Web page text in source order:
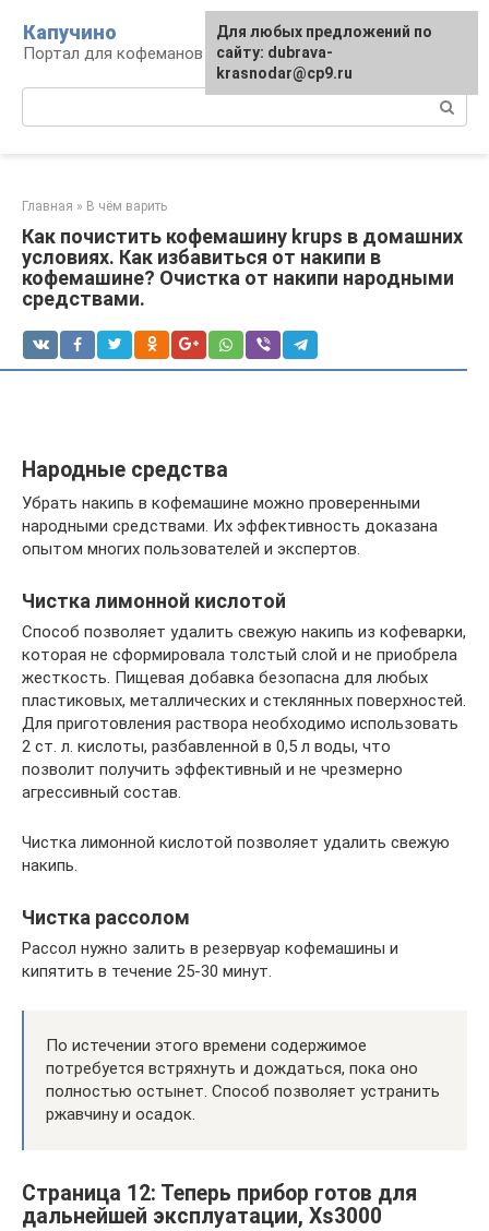
контенту
Капучино
Портал для кофеманов
Главная » В чём варить
Как почистить кофемашину krups в домашних
условиях. Как избавиться от накипи в
кофемашине? Очистка от накипи народными
средствами.
Народные средства
Убрать накипь в кофемашине можно проверенными
народными средствами. Их эффективность доказана
опытом многих пользователей и экспертов.
Чистка лимонной кислотой
Способ позволяет удалить свежую накипь из кофеварки,
которая не сформировала толстый слой и не приобрела
жесткость. Пищевая добавка безопасна для любых
пластиковых, металлических и стеклянных поверхностей.
Для приготовления раствора необходимо использовать
2 ст. л. кислоты, разбавленной в 0,5 л воды, что
позволит получить эффективный и не чрезмерно
агрессивный состав.
Чистка лимонной кислотой позволяет удалить свежую
накипь.
Чистка рассолом
Рассол нужно залить в резервуар кофемашины и
кипятить в течение 25-30 минут.
По истечении этого времени содержимое
потребуется встряхнуть и дождаться, пока оно
полностью остынет. Способ позволяет устранить
ржавчину и осадок.
Страница 12: Теперь прибор готов для
дальнейшей эксплуатации, Xs3000
Для любых предложений по
сайту: dubrava-
krasnodar@cp9.ru